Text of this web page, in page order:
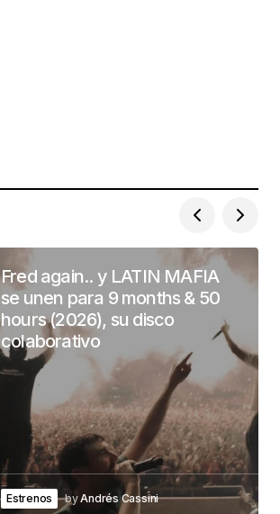
Fred again.. y LATIN MAFIA
se unen para 9 months & 50
hours (2026), su disco
colaborativo
Estrenos byAndrés Cassini